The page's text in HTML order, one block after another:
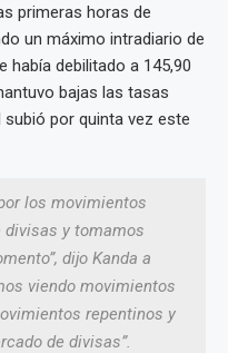
primeras horas de
un máximo intradiario de
había debilitado a 145,90
bajas las tasas
subió por quinta vez este
los movimientos
divisas y tomamos
dijo Kanda a
viendo movimientos
repentinos y
de divisas”.